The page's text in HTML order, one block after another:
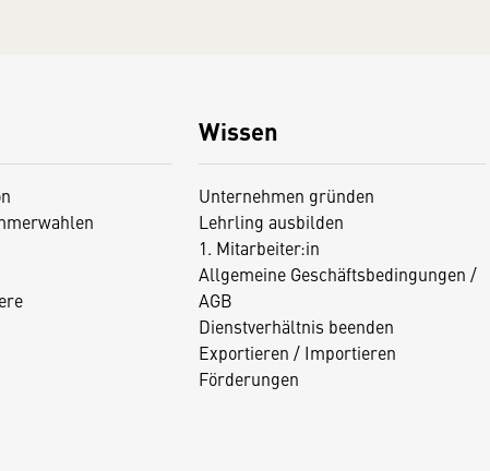
Wissen
Unternehmen gründen
Lehrling ausbilden
1. Mitarbeiter:in
Allgemeine Geschäftsbedingungen /
AGB
Dienstverhältnis beenden
Exportieren / Importieren
Förderungen